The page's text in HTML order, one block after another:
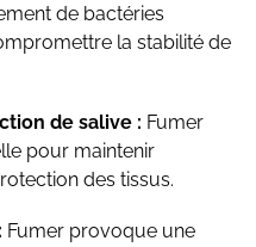
de bactéries
la stabilité de
de salive : Fumer
pour maintenir
des tissus.
Fumer provoque une